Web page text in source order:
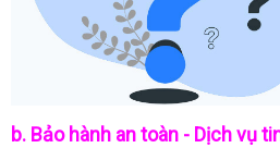
b. Bảo hành an toàn - Dịch vụ